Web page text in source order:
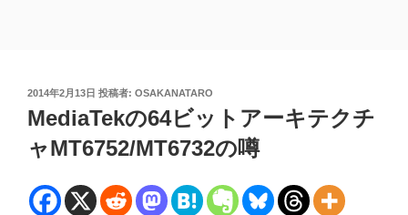
投
稿
日:
2014年2月13日 投稿者: OSAKANATARO
MediaTekの64ビットアーキテクチ
ャMT6752/MT6732の噂